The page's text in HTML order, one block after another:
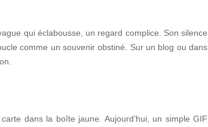
qui éclabousse, un regard complice. Son silence
comme un souvenir obstiné. Sur un blog ou dans
dans la boîte jaune. Aujourd’hui, un simple GIF